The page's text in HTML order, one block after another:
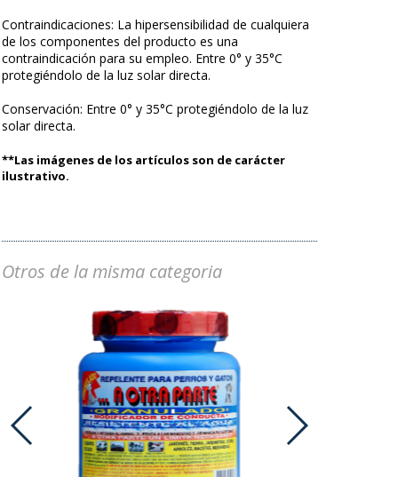
Contraindicaciones: La hipersensibilidad de cualquiera
de los componentes del producto es una
contraindicación para su empleo. Entre 0° y 35°C
protegiéndolo de la luz solar directa.
Conservación: Entre 0° y 35°C protegiéndolo de la luz
solar directa.
**Las imágenes de los artículos son de carácter
ilustrativo.
Otros de la misma categoria